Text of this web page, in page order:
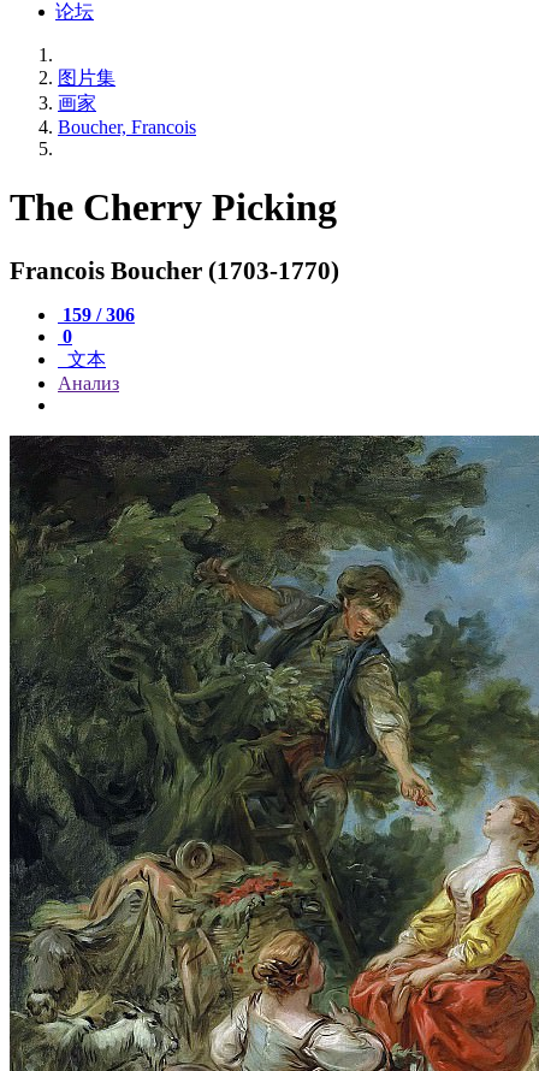
论坛
图片集
画家
Boucher, Francois
The Cherry Picking
Francois Boucher (1703-1770)
159 / 306
0
文本
Анализ